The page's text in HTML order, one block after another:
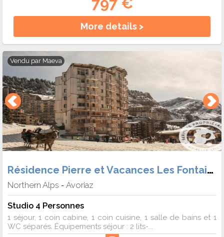
More details >
Vendu par Maeva
Résidence Pierre et Vacances Les Fontaines Blanches
Northern Alps - Avoriaz
Studio 4 Personnes
1 séjour, 1 coin cabine, 1 coin cuisine, 1 salle de bains et 1
WC séparés. Équipements séjour : 2 lits-...